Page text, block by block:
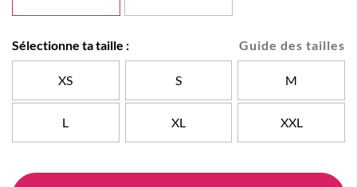
Guide des tailles
Sélectionne ta taille :
XS S M
L XL XXL